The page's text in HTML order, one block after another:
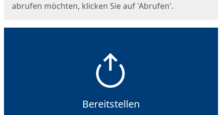
abrufen möchten, klicken Sie auf 'Abrufen'.
Bereitstellen